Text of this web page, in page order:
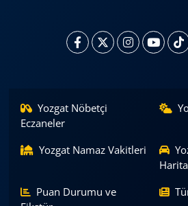
Yozgat Nöbetçi
Eczaneler
Yozgat Namaz Vakitleri
Puan Durumu ve